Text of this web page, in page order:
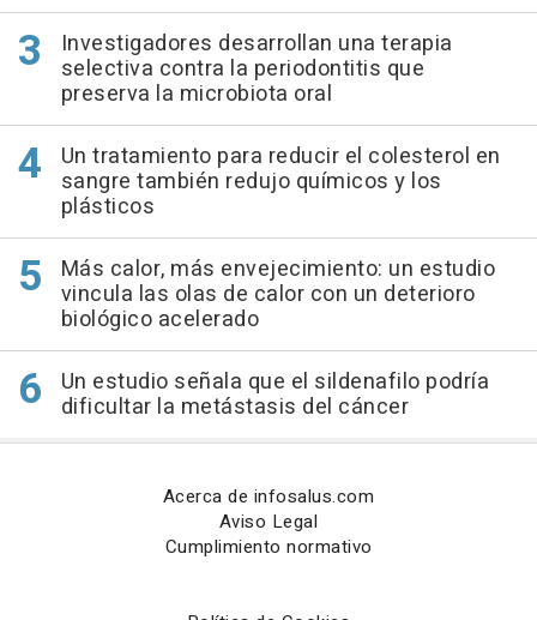
Investigadores desarrollan una terapia
selectiva contra la periodontitis que
preserva la microbiota oral
Un tratamiento para reducir el colesterol en
sangre también redujo químicos y los
plásticos
Más calor, más envejecimiento: un estudio
vincula las olas de calor con un deterioro
biológico acelerado
Un estudio señala que el sildenafilo podría
dificultar la metástasis del cáncer
Acerca de infosalus.com
Aviso Legal
Cumplimiento normativo